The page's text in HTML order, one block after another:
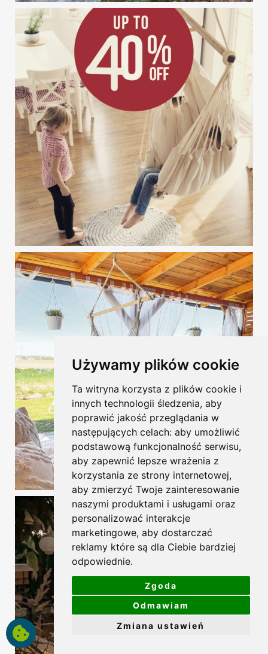
Używamy plików cookie
Ta witryna korzysta z plików cookie i
innych technologii śledzenia, aby
poprawić jakość przeglądania w
następujących celach: aby umożliwić
podstawową funkcjonalność serwisu,
aby zapewnić lepsze wrażenia z
korzystania ze strony internetowej,
aby zmierzyć Twoje zainteresowanie
naszymi produktami i usługami oraz
personalizować interakcje
marketingowe, aby dostarczać
reklamy które są dla Ciebie bardziej
odpowiednie.
Zgoda
Odmawiam
Zmiana ustawień